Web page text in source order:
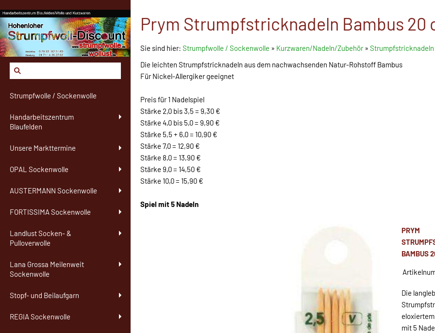
Strumpfwolle / Sockenwolle
Handarbeitszentrum
Blaufelden
Unsere Markttermine
OPAL Sockenwolle
AUSTERMANN Sockenwolle
FORTISSIMA Sockenwolle
Landlust Socken- &
Pulloverwolle
Lana Grossa Meilenweit
Sockenwolle
Stopf- und Beilaufgarn
REGIA Sockenwolle
Prym Strumpfstricknadeln Bambus 20
Sie sind hier: Strumpfwolle / Sockenwolle » Kurzwaren/Nadeln/Zubehör» Strumpfstricknadeln
Die leichten Strumpfstricknadeln aus dem nachwachsenden Natur-Rohstoff Bambus
Für Nickel-Allergiker geeignet
Preis für 1 Nadelspiel
Stärke 2,0 bis 3,5 = 9,30 €
Stärke 4,0 bis 5,0 = 9,90 €
Stärke 5,5 + 6,0 = 10,90 €
Stärke 7,0 = 12,90 €
Stärke 8,0 = 13,90 €
Stärke 9,0 = 14,50 €
Stärke 10,0 = 15,90 €
Spiel mit 5 Nadeln
PRYM
BAMBUS
Die
mit 5